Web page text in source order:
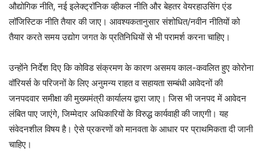
औद्योगिक नीति, नई इलेक्ट्रॉनिक व्हीकल नीति और बेहतर वेयरहाउसिंग एंड
लॉजिस्टिक नीति तैयार की जाए। आवश्यकतानुसार संशोधित/नवीन नीतियों को
तैयार करते समय उद्योग जगत के प्रतिनिधियों से भी परामर्श करना चाहिए।
उन्होंने निर्देश दिए कि कोविड संक्रमण के कारण असमय काल-कवलित हुए कोरोना
वॉरियर्स के परिजनों के लिए अनुमन्य राहत व सहायता सम्बंधी आवेदनों की
जनपदवार समीक्षा की मुख्यमंत्री कार्यालय द्वारा जाए। जिस भी जनपद में आवेदन
लंबित पाए जाएंगे, जिम्मेदार अधिकारियों के विरुद्ध कार्यवाही की जाएगी। यह
संवेदनशील विषय है। ऐसे प्रकरणों को मानवता के आधार पर प्राथमिकता दी जानी
चाहिए।